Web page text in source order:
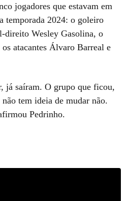
jogadores que estavam em
temporada 2024: o goleiro
direito Wesley Gasolina, o
atacantes Álvaro Barreal e
já saíram. O grupo que ficou,
tem ideia de mudar não.
Pedrinho.